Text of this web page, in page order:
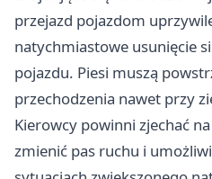
przejazd pojazdom
natychmiastowe usunięcie
pojazdu. Piesi muszą
przechodzenia nawet przy
Kierowcy powinni zjechać
zmienić pas ruchu i